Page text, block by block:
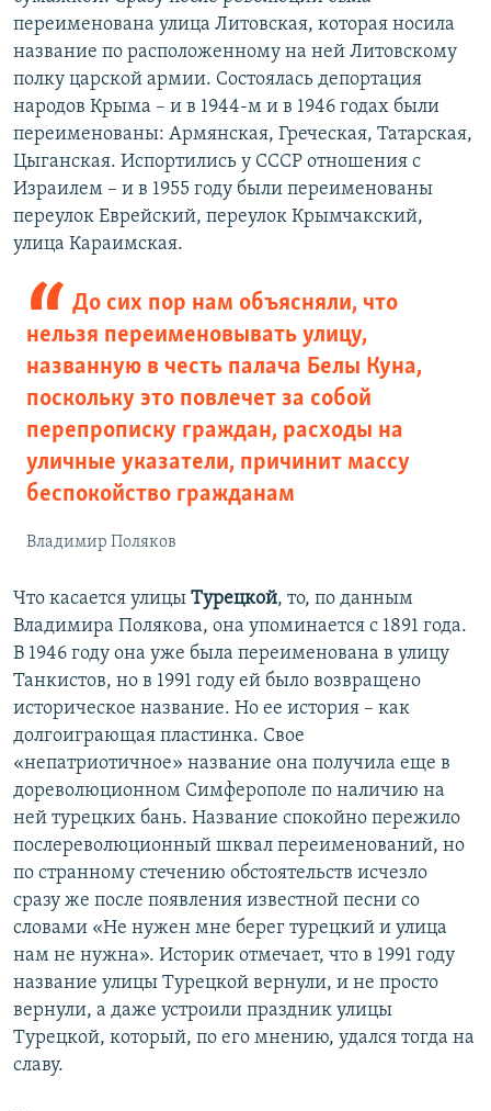
переименована улица Литовская, которая носила
название по расположенному на ней Литовскому
полку царской армии. Состоялась депортация
народов Крыма – и в 1944-м и в 1946 годах были
переименованы: Армянская, Греческая, Татарская,
Цыганская. Испортились у СССР отношения с
Израилем – и в 1955 году были переименованы
переулок Еврейский, переулок Крымчакский,
улица Караимская.
До сих пор нам объясняли, что
нельзя переименовывать улицу,
названную в честь палача Белы Куна,
поскольку это повлечет за собой
перепрописку граждан, расходы на
уличные указатели, причинит массу
беспокойство гражданам
Владимир Поляков
Что касается улицы Турецкой, то, по данным
Владимира Полякова, она упоминается с 1891 года.
В 1946 году она уже была переименована в улицу
Танкистов, но в 1991 году ей было возвращено
историческое название. Но ее история – как
долгоиграющая пластинка. Свое
«непатриотичное» название она получила еще в
дореволюционном Симферополе по наличию на
ней турецких бань. Название спокойно пережило
послереволюционный шквал переименований, но
по странному стечению обстоятельств исчезло
сразу же после появления известной песни со
словами «Не нужен мне берег турецкий и улица
нам не нужна». Историк отмечает, что в 1991 году
название улицы Турецкой вернули, и не просто
вернули, а даже устроили праздник улицы
Турецкой, который, по его мнению, удался тогда на
славу.